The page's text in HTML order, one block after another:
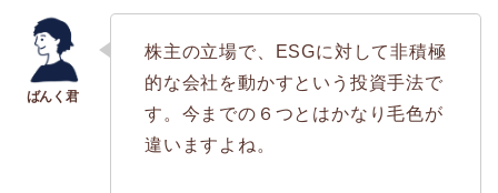
株主の立場で、ESGに対して非積極
的な会社を動かすという投資手法で
す。今までの６つとはかなり毛色が
違いますよね。